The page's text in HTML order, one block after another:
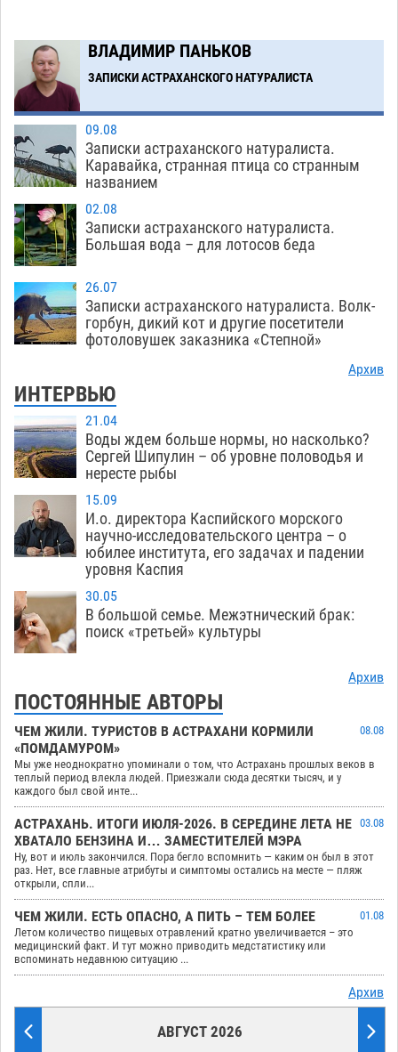
ВЛАДИМИР ПАНЬКОВ
ЗАПИСКИ АСТРАХАНСКОГО НАТУРАЛИСТА
09.08
Записки астраханского натуралиста.
Каравайка, странная птица со странным
названием
02.08
Записки астраханского натуралиста.
Большая вода – для лотосов беда
26.07
Записки астраханского натуралиста. Волк-
горбун, дикий кот и другие посетители
фотоловушек заказника «Степной»
Архив
ИНТЕРВЬЮ
21.04
Воды ждем больше нормы, но насколько?
Сергей Шипулин – об уровне половодья и
нересте рыбы
15.09
И.о. директора Каспийского морского
научно-исследовательского центра – о
юбилее института, его задачах и падении
уровня Каспия
30.05
В большой семье. Межэтнический брак:
поиск «третьей» культуры
Архив
ПОСТОЯННЫЕ АВТОРЫ
ЧЕМ ЖИЛИ. ТУРИСТОВ В АСТРАХАНИ КОРМИЛИ
«ПОМДАМУРОМ»
08.08
Мы уже неоднократно упоминали о том, что Астрахань прошлых веков в
теплый период влекла людей. Приезжали сюда десятки тысяч, и у
каждого был свой инте...
АСТРАХАНЬ. ИТОГИ ИЮЛЯ-2026. В СЕРЕДИНЕ ЛЕТА НЕ
ХВАТАЛО БЕНЗИНА И… ЗАМЕСТИТЕЛЕЙ МЭРА
03.08
Ну, вот и июль закончился. Пора бегло вспомнить — каким он был в этот
раз. Нет, все главные атрибуты и симптомы остались на месте — пляж
открыли, спли...
ЧЕМ ЖИЛИ. ЕСТЬ ОПАСНО, А ПИТЬ – ТЕМ БОЛЕЕ
01.08
Летом количество пищевых отравлений кратно увеличивается – это
медицинский факт. И тут можно приводить медстатистику или
вспоминать недавнюю ситуацию ...
Архив
АВГУСТ 2026